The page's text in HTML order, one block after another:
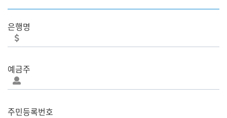
은행명
예금주
주민등록번호